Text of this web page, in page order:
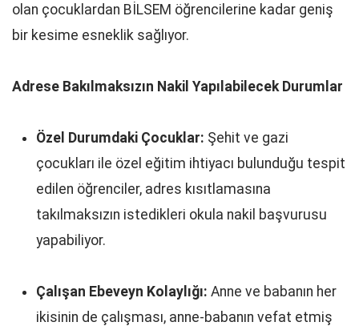
olan çocuklardan BİLSEM öğrencilerine kadar geniş
bir kesime esneklik sağlıyor.
Adrese Bakılmaksızın Nakil Yapılabilecek Durumlar
Özel Durumdaki Çocuklar: Şehit ve gazi
çocukları ile özel eğitim ihtiyacı bulunduğu tespit
edilen öğrenciler, adres kısıtlamasına
takılmaksızın istedikleri okula nakil başvurusu
yapabiliyor.
Çalışan Ebeveyn Kolaylığı: Anne ve babanın her
ikisinin de çalışması, anne-babanın vefat etmiş